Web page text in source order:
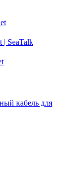
| SeaTalk
кабель для